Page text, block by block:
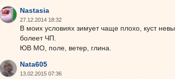
Nastasia
27.12.2014 18:32
В моих условиях зимует чаще плохо, куст
болеет ЧП.
ЮВ МО, поле, ветер, глина.
Nata605
13.02.2015 07:36